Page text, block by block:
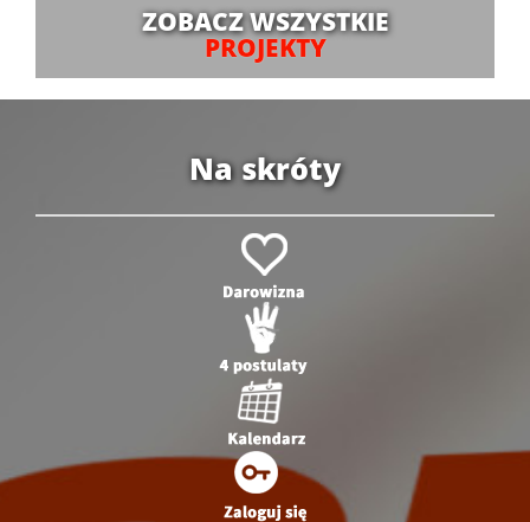
ZOBACZ WSZYSTKIE
PROJEKTY
Na skróty